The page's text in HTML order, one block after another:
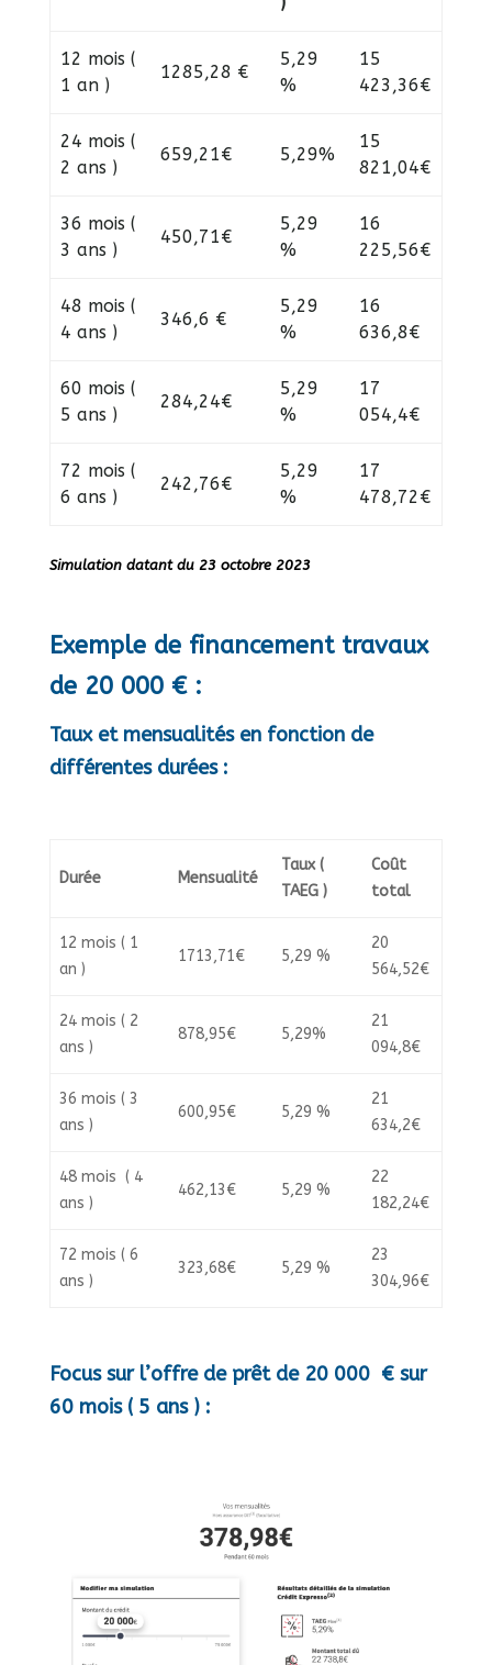
12 mois (
1 an )
1285,28 €
5,29
%
15
423,36€
24 mois (
2 ans )
659,21€ 5,29%
15
821,04€
36 mois (
3 ans )
450,71€
5,29
%
16
225,56€
48 mois (
4 ans )
346,6 €
5,29
%
16
636,8€
60 mois (
5 ans )
284,24€
5,29
%
17
054,4€
72 mois (
6 ans )
242,76€
5,29
%
17
478,72€
Simulation datant du 23 octobre 2023
Exemple de financement travaux
de 20 000 € :
Taux et mensualités en fonction de
différentes durées :
Durée Mensualité
Taux (
TAEG )
Coût
total
12 mois ( 1
an )
1713,71€ 5,29 %
20
564,52€
24 mois ( 2
ans )
​​878,95€ 5,29%
21
094,8€
36 mois ( 3
ans )
600,95€ 5,29 %
21
634,2€
48 mois ( 4
ans )
462,13€ 5,29 %
22
182,24€
72 mois ( 6
ans )
323,68€ 5,29 %
23
304,96€
Focus sur l’offre de prêt de 20 000 € sur
60 mois ( 5 ans ) :